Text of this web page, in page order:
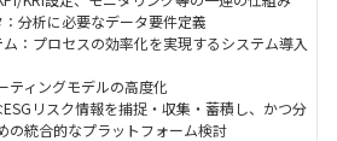
分析に必要なデータ要件定義
：プロセスの効率化を実現するシステム導入
ティングモデルの高度化
リスク情報を捕捉・収集・蓄積し、かつ分
の統合的なプラットフォーム検討